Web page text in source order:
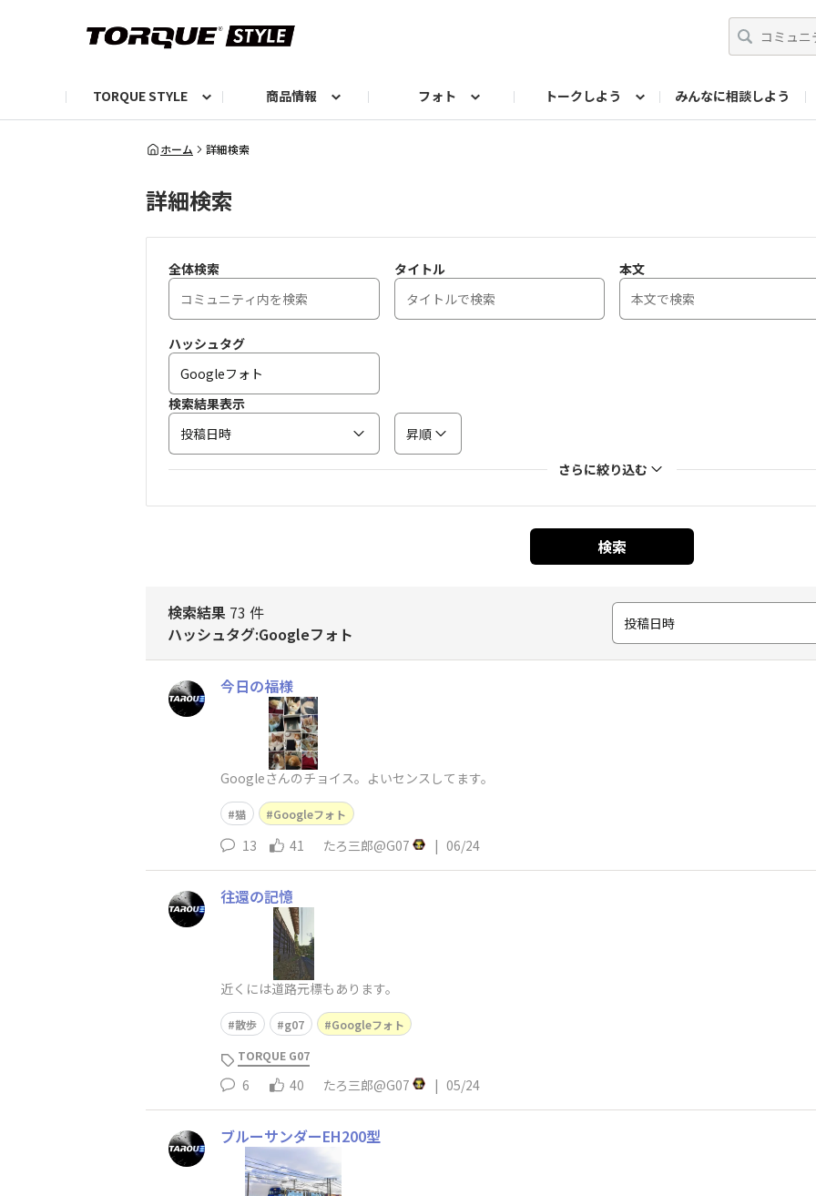
TORQUE STYLE
お知らせ TORQUIZ【投票企画】
商品情報
TORQUEニュース
フォト
TORQUEフォト
トークしよう
自己紹介しよう
みんなに相談しよう
編集部の日常フォト
ホーム 詳細検索
詳細検索
全体検索 タイトル 本文
ハッシュタグ
検索結果表示
投稿日時
昇順
さらに絞り込む
検索
検索結果 73 件
ハッシュタグ:Googleフォト
投稿日時
今日の福様
Googleさんのチョイス。よいセンスしてます。
猫 Googleフォト
13 41 たろ三郎@G07 | 06/24
往還の記憶
近くには道路元標もあります。
散歩 g07 Googleフォト
TORQUE G07
6 40 たろ三郎@G07 | 05/24
ブルーサンダーEH200型